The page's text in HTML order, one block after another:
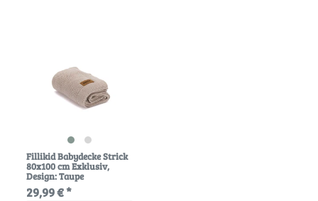
Fillikid Babydecke Strick
80x100 cm Exklusiv,
Design: Taupe
29,99 € *